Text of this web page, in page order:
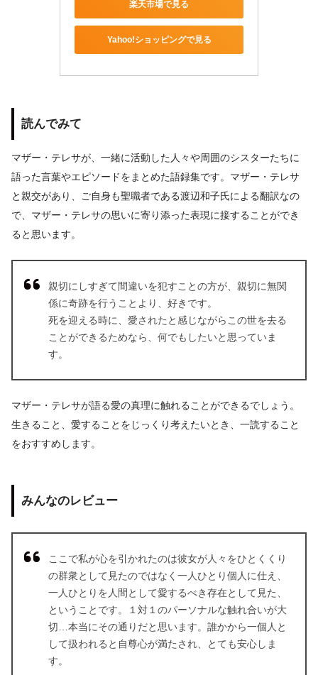
楽天市場で見る
Yahoo!ショッピングで見る
読んでみて
マザー・テレサが、一緒に活動した人々や周囲のシスターたちに
語った言葉やエピソードをまとめた語録集です。マザー・テレサ
と親交があり、ご自身も聖職者である渡辺和子氏による翻訳なの
で、マザー・テレサの思いに寄り添った表現に接することができ
ると思います。
親切にしすぎて間違いを犯すことの方が、親切に無関
係に奇跡を行うことより、好きです。
死を迎える時に、愛されたと感じながらこの世を去る
ことができるためなら、何でもしたいと思っていま
す。
マザー・テレサが語る愛の真理に触れることができるでしょう。
生きること、愛することをじっくり考えたいとき、一読すること
をおすすめします。
みんなのレビュー
ここで私が心を引かれたのは彼女が人々をひとくくり
の群衆として見たのではなく一人ひとり個人に仕え、
一人ひとりを人間として愛するべき存在として見た、
ということです。１対１のパーソナルな触れ合いが大
切…本当にその通りだと思います。誰かから一個人と
して扱われると自尊心が満たされ、とても安心しま
す。